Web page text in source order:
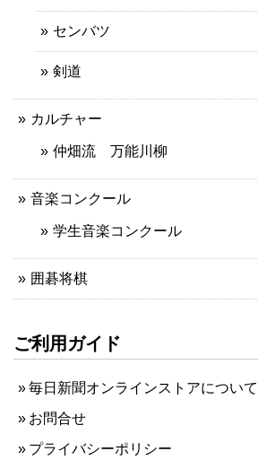
センバツ
剣道
カルチャー
仲畑流 万能川柳
音楽コンクール
学生音楽コンクール
囲碁将棋
ご利用ガイド
毎日新聞オンラインストアについて
お問合せ
プライバシーポリシー